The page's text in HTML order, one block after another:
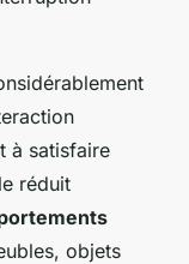
à satisfaire
réduit
objets